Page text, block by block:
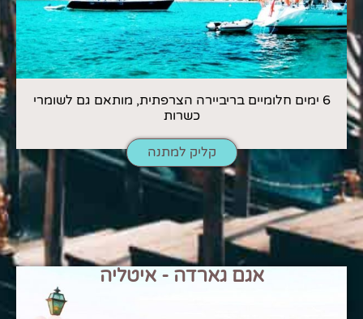
6 ימים חלומיים בריביירה הצרפתית, מותאם גם לשומרי
כשרות
קליק למתנה
אגם גארדה - איטליה